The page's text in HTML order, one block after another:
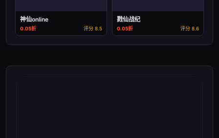
神仙online
0.05折 评分 8.5
戮仙战纪
0.05折 评分 8.6